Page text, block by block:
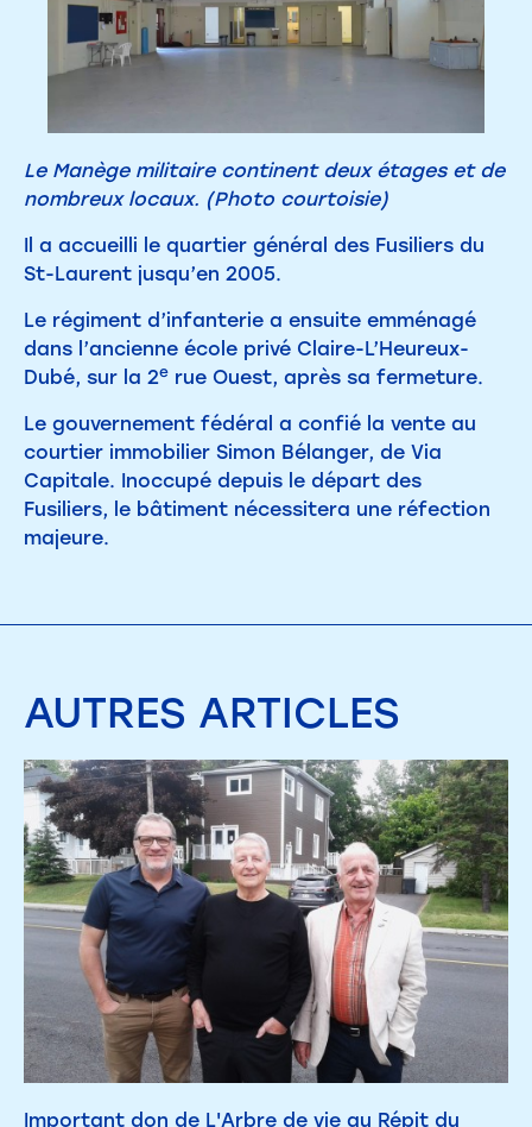
Le Manège militaire continent deux étages et de
nombreux locaux. (Photo courtoisie)
Il a accueilli le quartier général des Fusiliers du
St-Laurent jusqu’en 2005.
Le régiment d’infanterie a ensuite emménagé
dans l’ancienne école privé Claire-L’Heureux-
Dubé, sur la 2e rue Ouest, après sa fermeture.
Le gouvernement fédéral a confié la vente au
courtier immobilier Simon Bélanger, de Via
Capitale. Inoccupé depuis le départ des
Fusiliers, le bâtiment nécessitera une réfection
majeure.
AUTRES ARTICLES
Important don de L'Arbre de vie au Répit du